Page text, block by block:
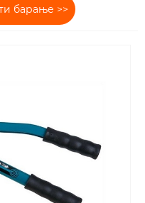
барање >>